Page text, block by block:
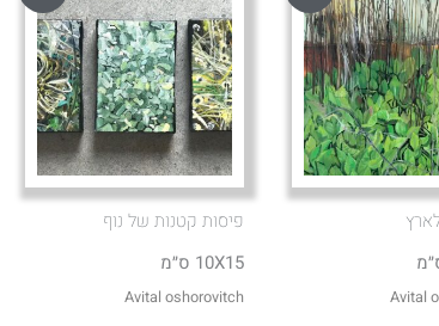
Avital
פיסות קטנות של נוף
10X15 ס״מ
Avital oshorovitch